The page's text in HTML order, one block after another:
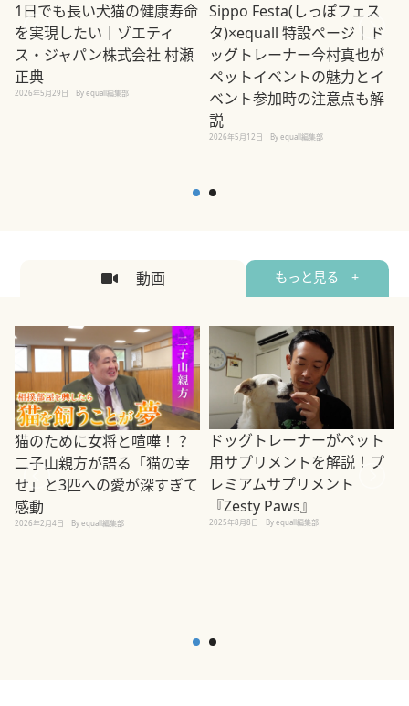
1日でも長い犬猫の健康寿命
を実現したい｜ゾエティ
ス・ジャパン株式会社 村瀬
正典
2026年5月29日 By equall編集部
Sippo Festa(しっぽフェス
タ)×equall 特設ページ｜ド
ッグトレーナー今村真也が
ペットイベントの魅力とイ
ベント参加時の注意点も解
説
2026年5月12日 By equall編集部
動画 もっと見る +
猫のために女将と喧嘩！？
二子山親方が語る「猫の幸
せ」と3匹への愛が深すぎて
感動
2026年2月4日 By equall編集部
ドッグトレーナーがペット
用サプリメントを解説！プ
レミアムサプリメント
『Zesty Paws』
2025年8月8日 By equall編集部